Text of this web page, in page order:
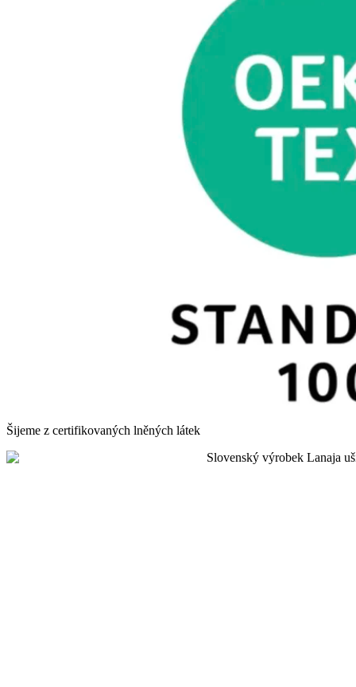
Šijeme z certifikovaných lněných látek